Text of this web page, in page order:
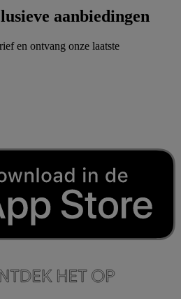
aanbiedingen
en ontvang onze laatste